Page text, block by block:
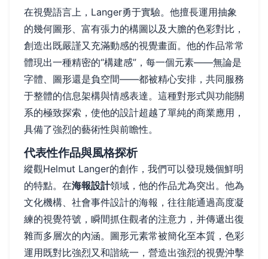
在視覺語言上，Langer勇于實驗。他擅長運用抽象
的幾何圖形、富有張力的構圖以及大膽的色彩對比，
創造出既嚴謹又充滿動感的視覺畫面。他的作品常常
體現出一種精密的“構建感”，每一個元素——無論是
字體、圖形還是負空間——都被精心安排，共同服務
于整體的信息架構與情感表達。這種對形式與功能關
系的極致探索，使他的設計超越了單純的商業應用，
具備了強烈的藝術性與前瞻性。
代表性作品與風格探析
縱觀Helmut Langer的創作，我們可以發現幾個鮮明
的特點。在海報設計領域，他的作品尤為突出。他為
文化機構、社會事件設計的海報，往往能通過高度凝
練的視覺符號，瞬間抓住觀者的注意力，并傳遞出復
雜而多層次的內涵。圖形元素常被簡化至本質，色彩
運用既對比強烈又和諧統一，營造出強烈的視覺沖擊